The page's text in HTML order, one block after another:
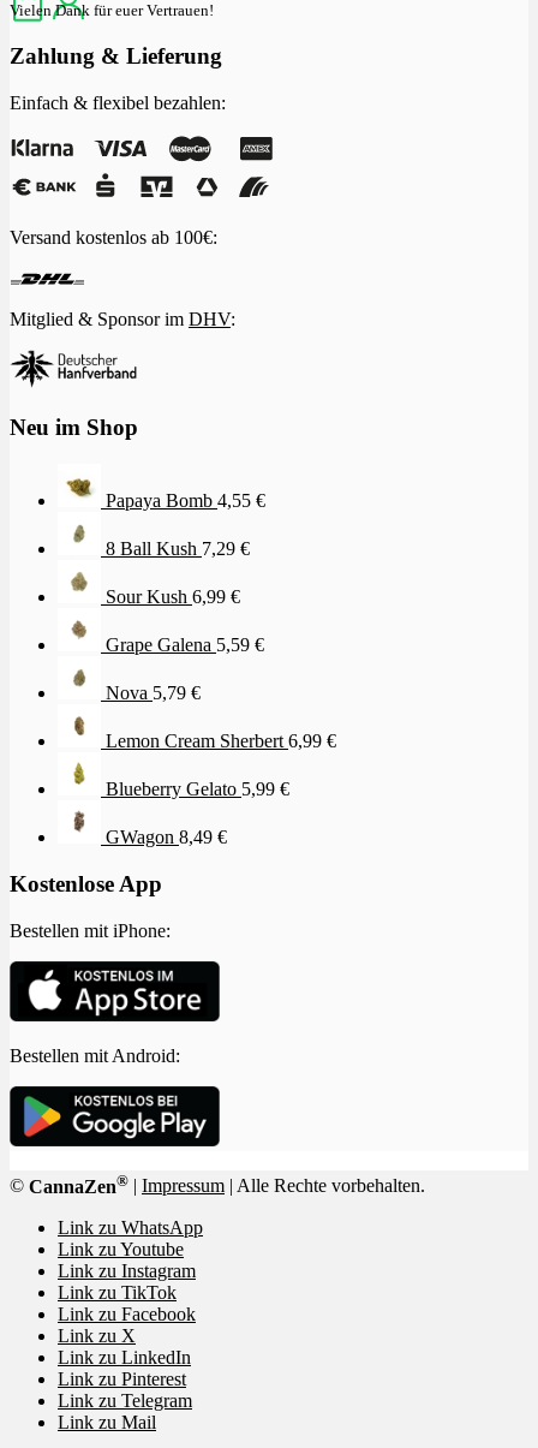
Vielen Dank für euer Vertrauen!
Zahlung & Lieferung
Einfach & flexibel bezahlen:
Versand kostenlos ab 100€:
Mitglied & Sponsor im DHV:
Neu im Shop
Papaya Bomb 4,55 €
8 Ball Kush 7,29 €
Sour Kush 6,99 €
Grape Galena 5,59 €
Nova 5,79 €
Lemon Cream Sherbert 6,99 €
Blueberry Gelato 5,99 €
GWagon 8,49 €
Kostenlose App
Bestellen mit iPhone:
Bestellen mit Android:
© CannaZen® Impressum | Alle Rechte vorbehalten.
Link zu WhatsApp
Link zu Youtube
Link zu Instagram
Link zu TikTok
Link zu Facebook
Link zu X
Link zu LinkedIn
Link zu Pinterest
Link zu Telegram
Link zu Mail